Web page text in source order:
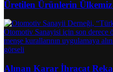
Üretilen Ürünlerin
Alınan Karar İhracat